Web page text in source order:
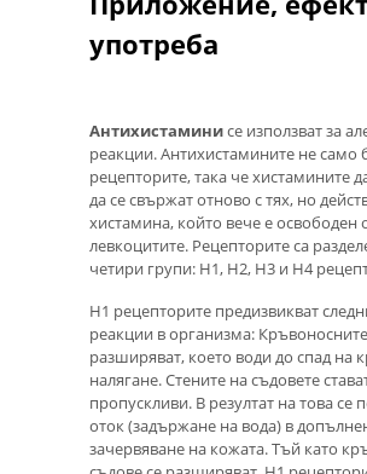
употреба
Антихистаминисе използват за
реакции. Антихистамините не само
рецепторите, така че хистамините
да се свържат отново с тях, но
хистамина, който вече е освободен
левкоцитите. Рецепторите са
четири групи: Н1, Н2, Н3 и Н4
Н1 рецепторите предизвикват
реакции в организма:
разширяват, което води до спад на
налягане. Стените на съдовете
пропускливи. В резултат на това се
оток (задържане на вода) в
зачервяване на кожата. Тъй като